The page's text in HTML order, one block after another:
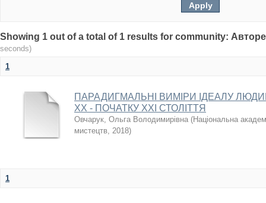
Showing 1 out of a total of 1 results for community:
seconds)
1
ПАРАДИГМАЛЬНІ ВИМІРИ ІДЕАЛУ
ХХ - ПОЧАТКУ ХХІ СТОЛІТТЯ
Овчарук, Ольга Володимирівна (Національна
мистецтв, 2018)
1